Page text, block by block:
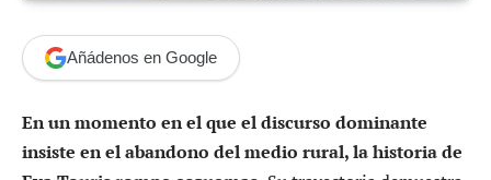
Añádenos en Google
En un momento en el que el discurso dominante
insiste en el abandono del medio rural, la historia de